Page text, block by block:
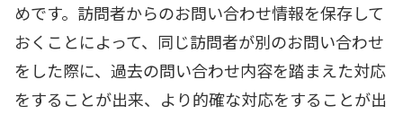
めです。訪問者からのお問い合わせ情報を保存して
おくことによって、同じ訪問者が別のお問い合わせ
をした際に、過去の問い合わせ内容を踏まえた対応
をすることが出来、より的確な対応をすることが出